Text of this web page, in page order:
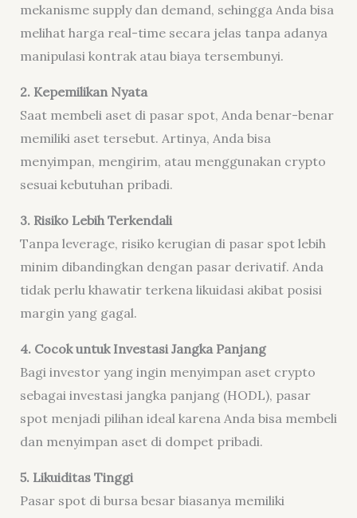
mekanisme supply dan demand, sehingga Anda bisa
melihat harga real-time secara jelas tanpa adanya
manipulasi kontrak atau biaya tersembunyi.
2. Kepemilikan Nyata
Saat membeli aset di pasar spot, Anda benar-benar
memiliki aset tersebut. Artinya, Anda bisa
menyimpan, mengirim, atau menggunakan crypto
sesuai kebutuhan pribadi.
3. Risiko Lebih Terkendali
Tanpa leverage, risiko kerugian di pasar spot lebih
minim dibandingkan dengan pasar derivatif. Anda
tidak perlu khawatir terkena likuidasi akibat posisi
margin yang gagal.
4. Cocok untuk Investasi Jangka Panjang
Bagi investor yang ingin menyimpan aset crypto
sebagai investasi jangka panjang (HODL), pasar
spot menjadi pilihan ideal karena Anda bisa membeli
dan menyimpan aset di dompet pribadi.
5. Likuiditas Tinggi
Pasar spot di bursa besar biasanya memiliki